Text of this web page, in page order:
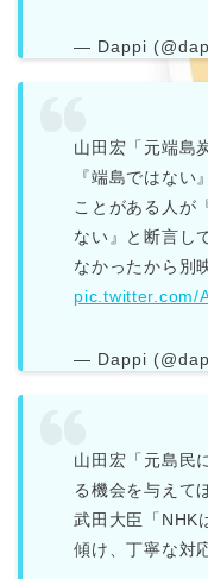
— Dappi
山田宏「元端島
『端島ではない
ことがある人が
ない』と断言し
なかったから別
pic.twitter.com/
— Dappi
山田宏「元島民
る機会を与えて
武田大臣「NHK
傾け、丁寧な対